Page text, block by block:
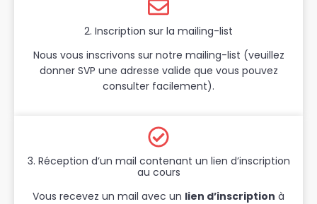
2. Inscription sur la mailing-list
Nous vous inscrivons sur notre mailing-list (veuillez
donner SVP une adresse valide que vous pouvez
consulter facilement).
3. Réception d’un mail contenant un lien d’inscription
au cours
Vous recevez un mail avec un lien d’inscription à